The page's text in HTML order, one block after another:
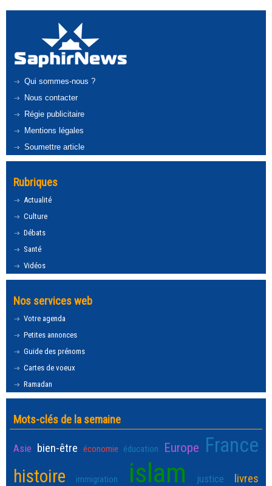
Qui sommes-nous ?
Nous contacter
Régie publicitaire
Mentions légales
Soumettre article
Rubriques
Actualité
Culture
Débats
Santé
Vidéos
Nos services web
Votre agenda
Petites annonces
Guide des prénoms
Cartes de voeux
Ramadan
Mots-clés de la semaine
Asie bien-être économie éducation Europe France
histoire immigration islam justice livres